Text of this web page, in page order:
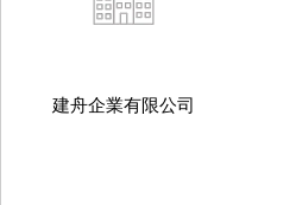
建舟企業有限公司